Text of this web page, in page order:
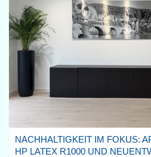
NACHHALTIGKEIT IM FOKUS:
HP LATEX R1000 UND